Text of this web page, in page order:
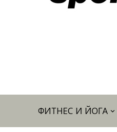
ФИТНЕС И ЙОГА